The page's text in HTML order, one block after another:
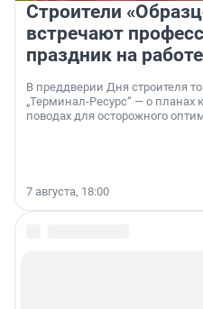
Строители
встречают
праздник на работе
В преддверии Дня строителя
„Терминал-Ресурс“ — о
поводах для осторожного
7 августа, 18:00